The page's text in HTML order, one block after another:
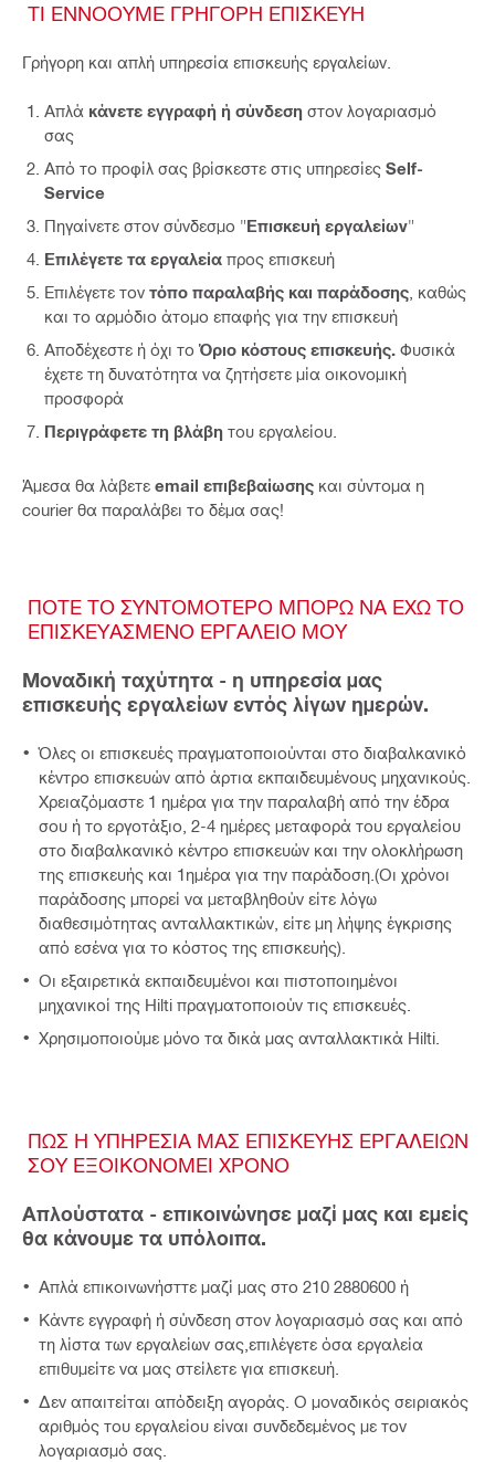
ΤΙ ΕΝΝΟΟΥΜΕ ΓΡΗΓΟΡΗ ΕΠΙΣΚΕΥΗ
Γρήγορη και απλή υπηρεσία επισκευής εργαλείων.
Απλά κάνετε εγγραφή ή σύνδεση στον λογαριασμό
σας
Από το προφίλ σας βρίσκεστε στις υπηρεσίες Self-
Service
Πηγαίνετε στον σύνδεσμο "Επισκευή εργαλείων"
Επιλέγετε τα εργαλεία προς επισκευή
Επιλέγετε τον τόπο παραλαβής και παράδοσης , καθώς
και το αρμόδιο άτομο επαφής για την επισκευή
Αποδέχεστε ή όχι το Όριο κόστους επισκευής. Φυσικά
έχετε τη δυνατότητα να ζητήσετε μία οικονομική
προσφορά
Περιγράφετε τη βλάβη του εργαλείου.
Άμεσα θα λάβετε email επιβεβαίωσης και σύντομα η
courier θα παραλάβει το δέμα σας!
ΠΟΤΕ ΤΟ ΣΥΝΤΟΜΟΤΕΡΟ ΜΠΟΡΩ ΝΑ ΕΧΩ ΤΟ
ΕΠΙΣΚΕΥΑΣΜΕΝΟ ΕΡΓΑΛΕΙΟ ΜΟΥ
Μοναδική ταχύτητα - η υπηρεσία μας
επισκευής εργαλείων εντός λίγων ημερών.
Όλες οι επισκευές πραγματοποιούνται στο διαβαλκανικό
κέντρο επισκευών από άρτια εκπαιδευμένους μηχανικούς.
Χρειαζόμαστε 1 ημέρα για την παραλαβή από την έδρα
σου ή το εργοτάξιο, 2-4 ημέρες μεταφορά του εργαλείου
στο διαβαλκανικό κέντρο επισκευών και την ολοκλήρωση
της επισκευής και 1ημέρα για την παράδοση.(Οι χρόνοι
παράδοσης μπορεί να μεταβληθούν είτε λόγω
διαθεσιμότητας ανταλλακτικών, είτε μη λήψης έγκρισης
από εσένα για το κόστος της επισκευής).
Οι εξαιρετικά εκπαιδευμένοι και πιστοποιημένοι
μηχανικοί της Hilti πραγματοποιούν τις επισκευές.
Χρησιμοποιούμε μόνο τα δικά μας ανταλλακτικά Hilti.
ΠΩΣ Η ΥΠΗΡΕΣΙΑ ΜΑΣ ΕΠΙΣΚΕΥΗΣ ΕΡΓΑΛΕΙΩΝ
ΣΟΥ ΕΞΟΙΚΟΝΟΜΕΙ ΧΡΟΝΟ
Απλούστατα - επικοινώνησε μαζί μας και εμείς
θα κάνουμε τα υπόλοιπα.
Απλά επικοινωνήσττε μαζί μας στο 210 2880600 ή
Κάντε εγγραφή ή σύνδεση στον λογαριασμό σας και από
τη λίστα των εργαλείων σας,επιλέγετε όσα εργαλεία
επιθυμείτε να μας στείλετε για επισκευή.
Δεν απαιτείται απόδειξη αγοράς. Ο μοναδικός σειριακός
αριθμός του εργαλείου είναι συνδεδεμένος με τον
λογαριασμό σας.